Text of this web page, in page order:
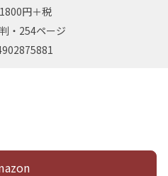
円＋税
・254ページ